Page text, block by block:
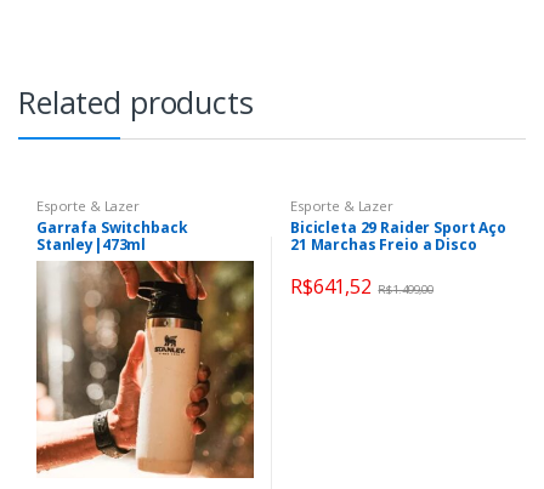
Related products
Esporte & Lazer
Garrafa Switchback
Stanley|473ml
Esporte & Lazer
Bicicleta 29 Raider Sport Aço
21 Marchas Freio a Disco
R$641,52 R$1.499,00